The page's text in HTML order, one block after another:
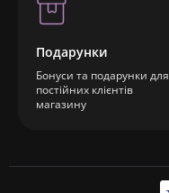
Подарунки
Бонуси та подарунки для
постійних клієнтів
магазину